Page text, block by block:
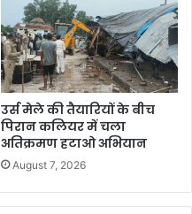
उर्स मेले की तैयारियों के बीच
पिरान कलियर में चला
अतिक्रमण हटाओ अभियान
August 7, 2026